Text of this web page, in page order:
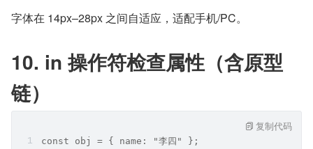
字体在 14px–28px 之间自适应，适配手机/PC。
10. in 操作符检查属性（含原型
链）
const obj = { name: "李四" };
复制代码